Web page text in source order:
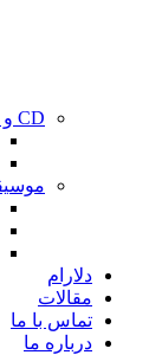
CD و کتاب آموزشی
دلارام
مقالات
تماس با ما
درباره ما